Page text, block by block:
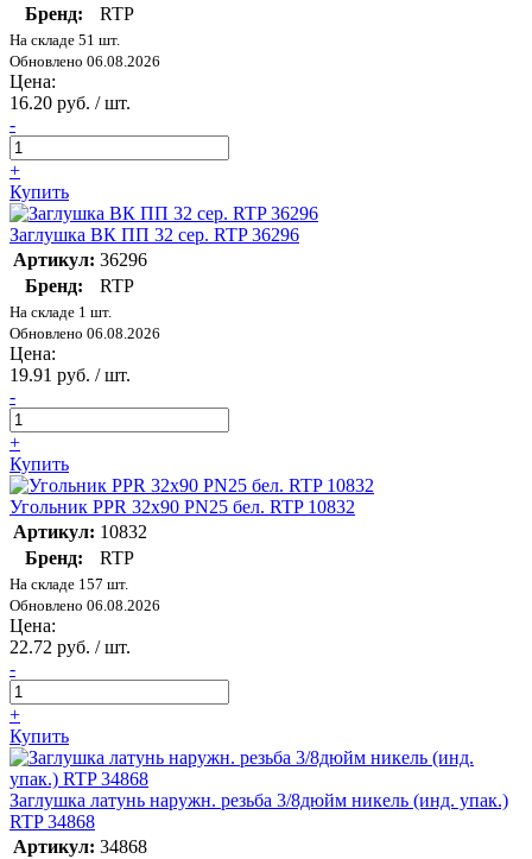
Бренд:
RTP
На складе 51 шт.
Обновлено 06.08.2026
Цена:
16.20 руб. / шт.
-
+
Купить
Заглушка ВК ПП 32 сер. RTP 36296
Артикул: 36296
Бренд:
RTP
На складе 1 шт.
Обновлено 06.08.2026
Цена:
19.91 руб. / шт.
-
+
Купить
Угольник PPR 32х90 PN25 бел. RTP 10832
Артикул: 10832
Бренд:
RTP
На складе 157 шт.
Обновлено 06.08.2026
Цена:
22.72 руб. / шт.
-
+
Купить
Заглушка латунь наружн. резьба 3/8дюйм никель (инд. упак.)
RTP 34868
Артикул: 34868